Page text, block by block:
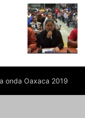
onda Oaxaca 2019